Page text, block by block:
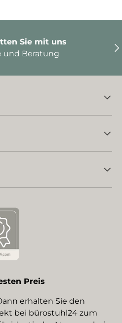
Sie mit uns
und Beratung
Preis
erhalten Sie den
bei bürostuhl24 zum